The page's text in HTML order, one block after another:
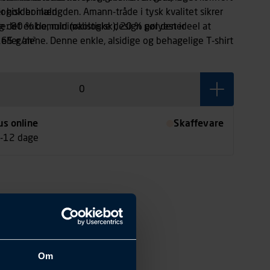
Om
holder i længden. Amann-tråde i tysk kvalitet sikrer
det enkle, minimalistiske design gør den ideel at
eller alene. Denne enkle, alsidige og behagelige T-shirt
arbejde og fritid.
bomuld
80 % bomuld (økologisk), 20 % polyester
g/m²
online
12 dage
Skaffevare